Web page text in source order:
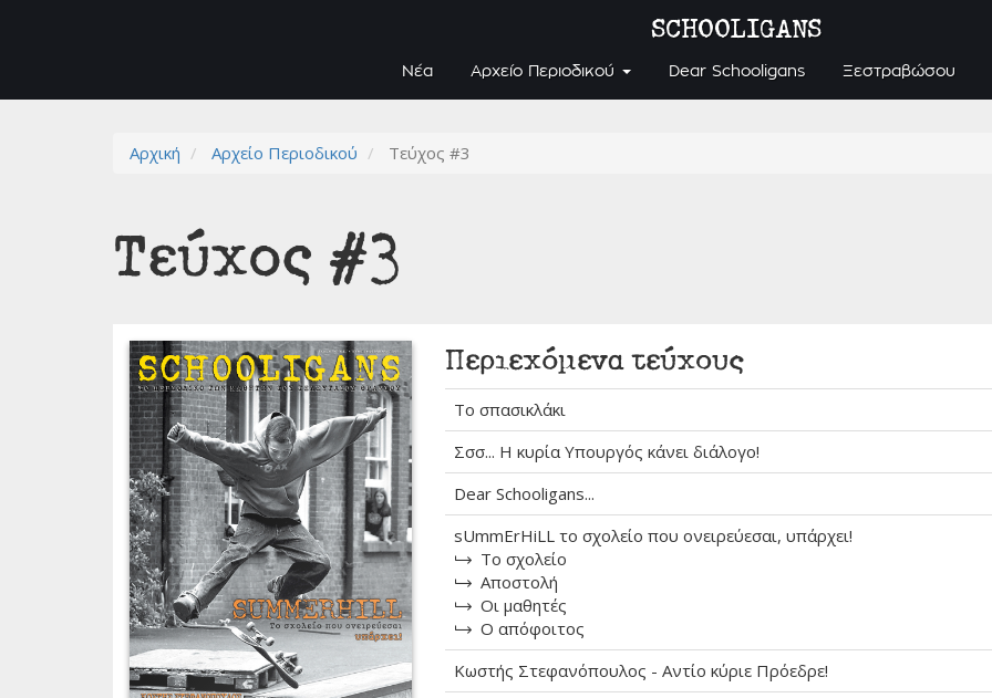
SCHOOLIGANS
Νέα Αρχείο Περιοδικού Dear Schooligans Ξεστραβώσου
Αρχική Αρχείο Περιοδικού Τεύχος #3
Τεύχος #3
Περιεχόμενα τεύχους
Το σπασικλάκι
Σσσ... Η κυρία Υπουργός κάνει διάλογο!
Dear Schooligans...
sUmmErHiLL το σχολείο που ονειρεύεσαι, υπάρχει!
Το σχολείο
Οι μαθητές
Ο απόφοιτος
Αποστολή
Κωστής Στεφανόπουλος - Αντίο κύριε Πρόεδρε!